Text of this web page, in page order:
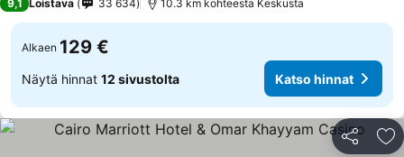
9,1 Loistava 33 634 10.3 km kohteesta Keskusta
Alkaen 129 €
Näytä hinnat 12 sivustolta Katso hinnat
Jaa